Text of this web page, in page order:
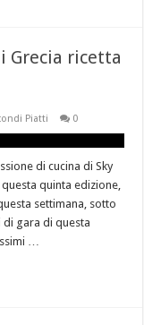
Grecia ricetta
Piatti 0
di cucina di Sky
quinta edizione,
settimana, sotto
gara di questa
…